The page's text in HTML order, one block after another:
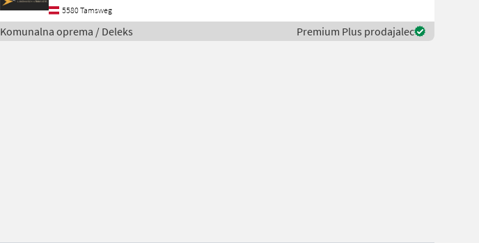
5580 Tamsweg
Komunalna oprema / Deleks Premium Plus prodajalec